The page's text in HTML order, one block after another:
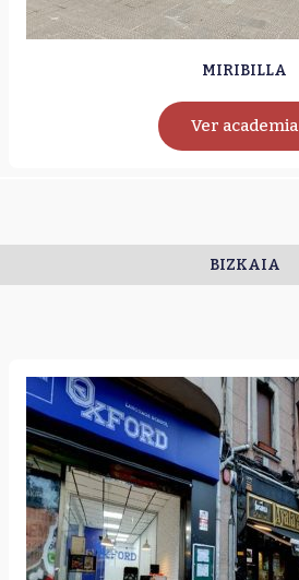
MIRIBILLA
Ver academia
BIZKAIA